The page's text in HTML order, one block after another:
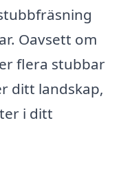
Oavsett om
flera stubbar
ditt landskap,
i ditt